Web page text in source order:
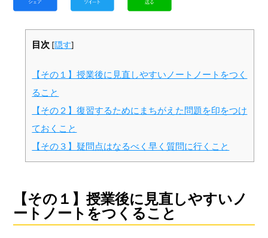
目次 [隠す]
【その１】授業後に見直しやすいノートノートをつく
ること
【その２】復習するためにまちがえた問題を印をつけ
ておくこと
【その３】疑問点はなるべく早く質問に行くこと
【その１】授業後に見直しやすいノ
ートノートをつくること